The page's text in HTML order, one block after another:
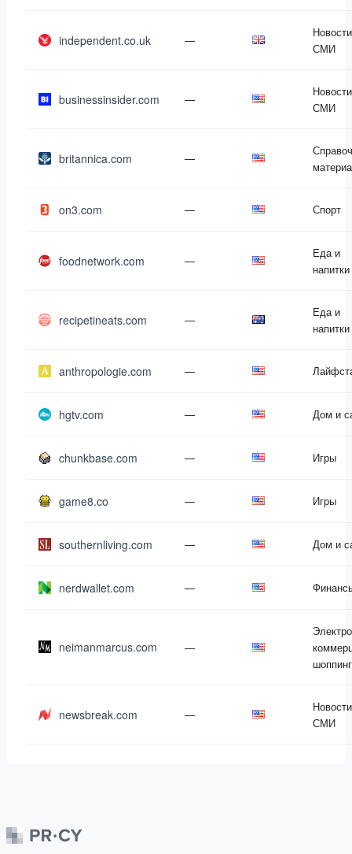
independent.co.uk —
СМИ
businessinsider.com —
СМИ
britannica.com —
on3.com — Спорт
foodnetwork.com —
Еда и
напитки
recipetineats.com —
Еда и
напитки
anthropologie.com —
hgtv.com — Дом и
chunkbase.com — Игры
game8.co — Игры
southernliving.com — Дом и
nerdwallet.com —
neimanmarcus.com —
шоппинг
newsbreak.com —
СМИ